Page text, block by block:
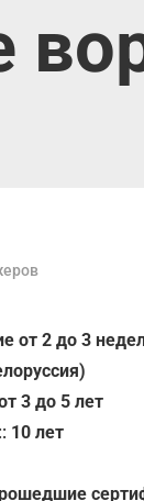
от 2 до 3
3 до 5 лет
10 лет